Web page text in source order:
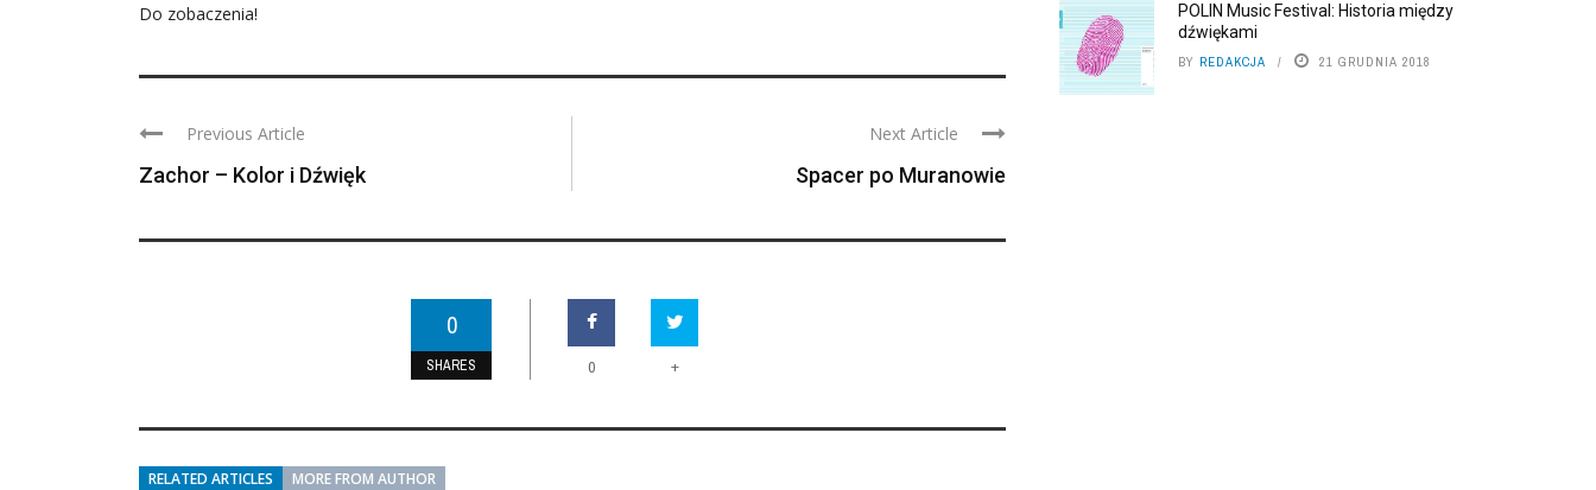
Do zobaczenia!
Previous Article
Zachor – Kolor i Dźwięk
Next Article
Spacer po Muranowie
0
SHARES 0 +
RELATED ARTICLES MORE FROM AUTHOR
POLIN Music Festival: Historia między
dźwiękami
BY REDAKCJA 21 GRUDNIA 2018